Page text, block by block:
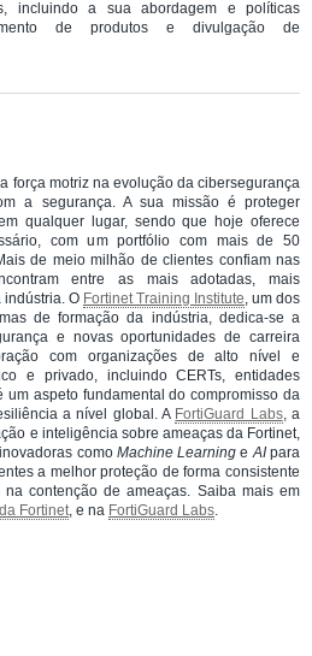
incluindo a sua abordagem e políticas
de produtos e divulgação de
força motriz na evolução da cibersegurança
a segurança. A sua missão é proteger
qualquer lugar, sendo que hoje oferece
com um portfólio com mais de 50
de meio milhão de clientes confiam nas
entre as mais adotadas, mais
indústria. O Fortinet Training Institute, um dos
de formação da indústria, dedica-se a
e novas oportunidades de carreira
com organizações de alto nível e
e privado, incluindo CERTs, entidades
um aspeto fundamental do compromisso da
a nível global. A FortiGuard Labs, a
e inteligência sobre ameaças da Fortinet,
como Machine Learning eAIpara
a melhor proteção de forma consistente
contenção de ameaças. Saiba mais em
Fortinet, e na FortiGuard Labs.